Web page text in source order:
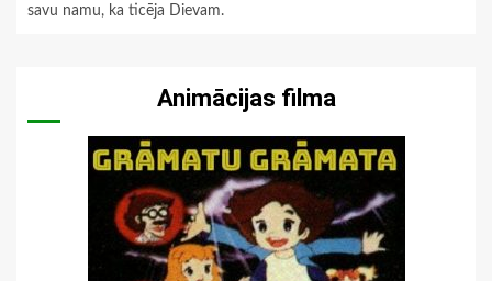
savu namu, ka ticēja Dievam.
Animācijas filma